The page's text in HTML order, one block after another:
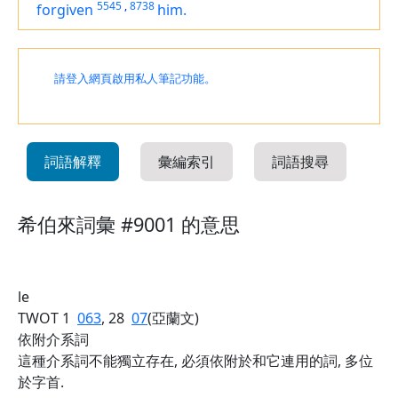
forgiven 5545 ,8738 him.
請登入網頁啟用私人筆記功能。
詞語解釋 彙編索引 詞語搜尋
希伯來詞彙 #9001 的意思
le
TWOT 1 063, 28 07(亞蘭文)
依附介系詞
這種介系詞不能獨立存在, 必須依附於和它連用的詞, 多位
於字首.